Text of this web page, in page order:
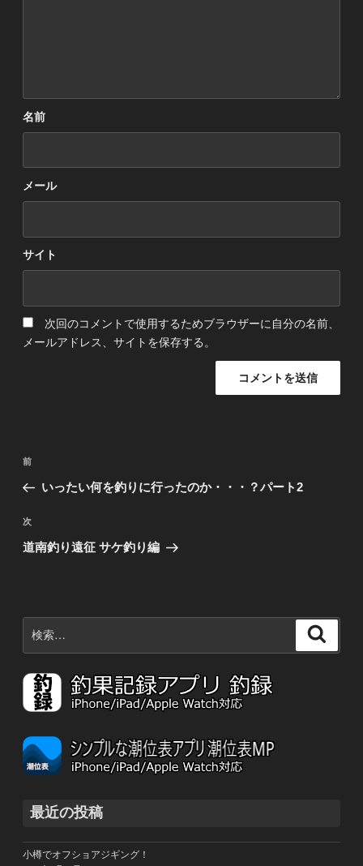
名前
メール
サイト
次回のコメントで使用するためブラウザーに自分の名前、
メールアドレス、サイトを保存する。
投
ビ
ゲ
ン
前
の
稿
前
いったい何を釣りに行ったのか・・・？パート2
次
の
次
道南釣り遠征 サケ釣り編
索:
最近の投稿
小樽でオフショアジギング！